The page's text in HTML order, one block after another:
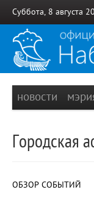
Суббота, 8 августа
новости
Городская
ОБЗОР СОБЫТИЙ